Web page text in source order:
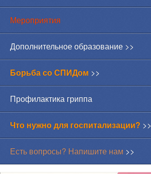
Мероприятия
Дополнительное образование >>
Борьба со СПИДом >>
Профилактика гриппа
Что нужно для госпитализации? >>
Есть вопросы? Напишите нам >>